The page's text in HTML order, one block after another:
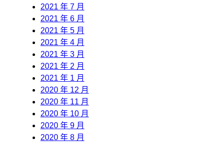
2021 年 7 月
2021 年 6 月
2021 年 5 月
2021 年 4 月
2021 年 3 月
2021 年 2 月
2021 年 1 月
2020 年 12 月
2020 年 11 月
2020 年 10 月
2020 年 9 月
2020 年 8 月